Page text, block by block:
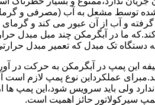
شده توسط مشعل به آب (مصرفی و
و آب از آن عبور می کند و
ما در آبگرمکن چند مبل مبدل
دستگاه تک مبدل که تعمیر مبدل
این پمپ در آبگرمکن به حرکت در
220 ولت کار می کند.مبرای عملکرداین
ولی باید سرویس شود،این پمپ
سیرکولاتور حائز اهمیت است.